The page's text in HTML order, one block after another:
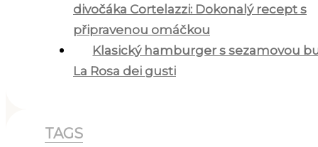
divočáka Cortelazzi: Dokonalý recept s
připravenou omáčkou
Klasický hamburger s sezamovou
La Rosa dei gusti
TAGS